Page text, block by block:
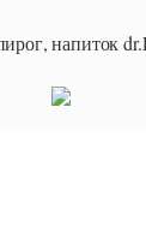
напиток